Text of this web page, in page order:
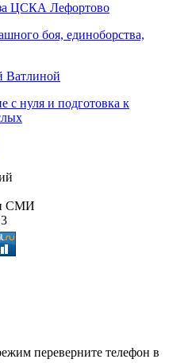
ЦСКА Лефортово
боя, единоборства,
Ватлиной
с нуля и подготовка к
СМИ
переверните телефон в